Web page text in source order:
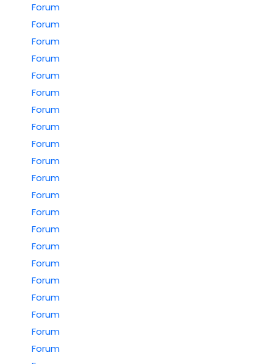
Forum
Forum
Forum
Forum
Forum
Forum
Forum
Forum
Forum
Forum
Forum
Forum
Forum
Forum
Forum
Forum
Forum
Forum
Forum
Forum
Forum